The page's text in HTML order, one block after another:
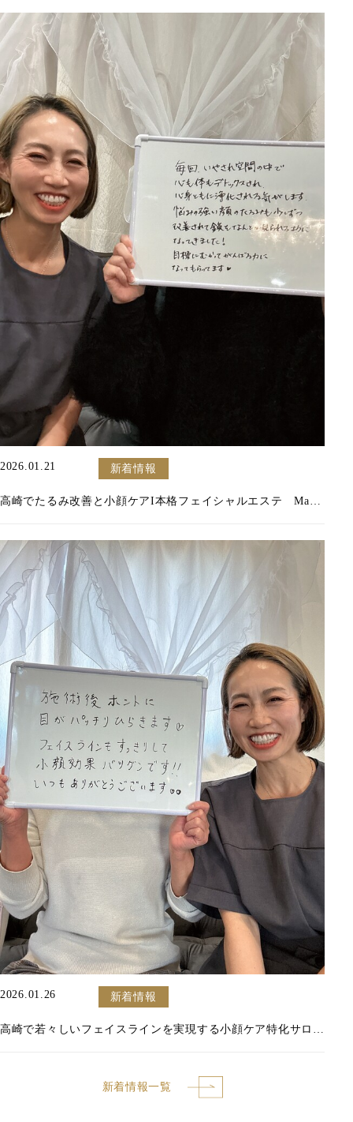
2026.01.21 新着情報
高崎でたるみ改善と小顔ケアΙ本格フェイシャルエステ Ma Vie
2026.01.26 新着情報
新着情報一覧